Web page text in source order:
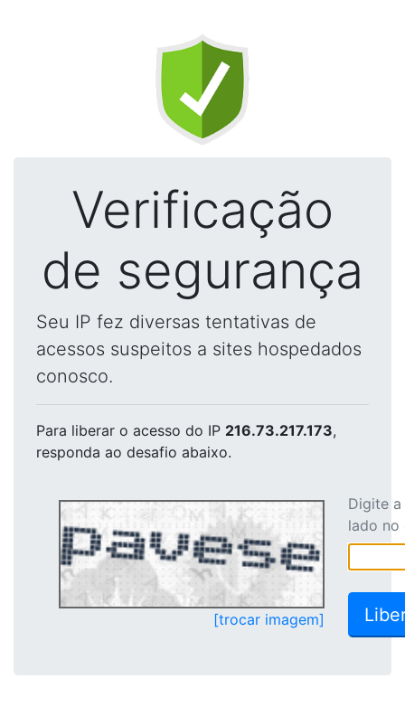
Verificação
de segurança
Seu IP fez diversas tentativas de
acessos suspeitos a sites hospedados
conosco.
Para liberar o acesso do IP 216.73.217.173,
responda ao desafio abaixo.
[trocar imagem]
Digite
lado no